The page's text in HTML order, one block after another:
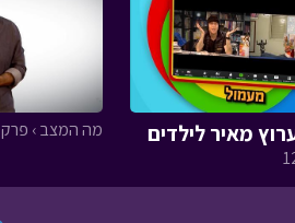
מאיר לילדים מה המצב › פרק 26